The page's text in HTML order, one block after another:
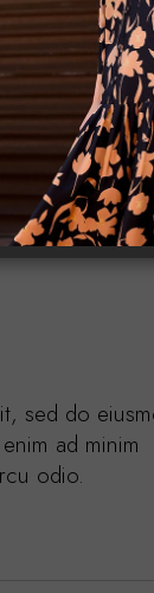
IS
sed do
ad minim
odio.